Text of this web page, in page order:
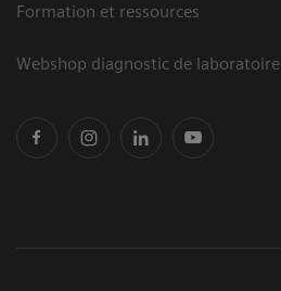
Formation et ressources
Webshop diagnostic de laboratoire